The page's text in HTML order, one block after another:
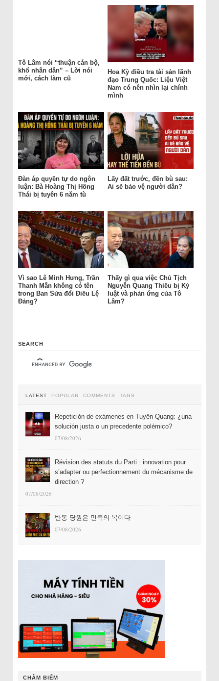
Tô Lâm nói “thuận cán bộ,
khổ nhân dân” – Lời nói
mới, cách làm cũ
Hoa Kỳ điều tra tài sản lãnh
đạo Trung Quốc: Liệu Việt
Nam có nên nhìn lại chính
mình
Đàn áp quyền tự do ngôn
luận: Bà Hoàng Thị Hồng
Thái bị tuyên 6 năm tù
Lấy đất trước, đền bù sau:
Ai sẽ bảo vệ người dân?
Vì sao Lê Minh Hưng, Trần
Thanh Mẫn không có tên
trong Ban Sửa đổi Điều Lệ
Đảng?
Thấy gì qua việc Chủ Tịch
Nguyễn Quang Thiều bị Kỷ
luật và phản ứng của Tô
Lâm?
SEARCH
LATEST POPULAR COMMENTS TAGS
Repetición de exámenes en Tuyên Quang: ¿una
solución justa o un precedente polémico?
07/08/2026
Révision des statuts du Parti : innovation pour
s’adapter ou perfectionnement du mécanisme de
direction ?
07/08/2026
반동 당원은 민족의 복이다
07/08/2026
CHÂM BIẾM